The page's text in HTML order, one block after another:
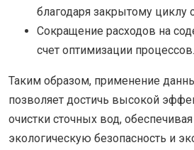
благодаря закрытому циклу
Сокращение расходов на
счет оптимизации процессов.
Таким образом, применение
позволяет достичь высокой
очистки сточных вод,
экологическую безопасность и